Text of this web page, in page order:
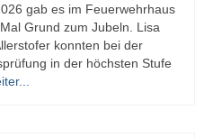
gab es im Feuerwehrhaus
Grund zum Jubeln. Lisa
konnten bei der
in der höchsten Stufe